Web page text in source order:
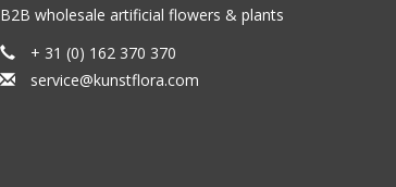
B2B wholesale artificial flowers & plants
+ 31 (0) 162 370 370
service@kunstflora.com